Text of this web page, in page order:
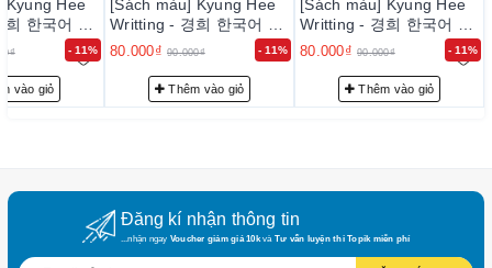
3. Thời gian giao hàng trung bình từ 2~ 7 ngày tùy theo
khu vực, vùng miền.... Ví dụ: đến Hà Nội trung bình 2~4
ngày, HCM 3~ 5 ngày...
4. Chi phí vận chuyển : chi phí về HN nội thành khoảng
- 11%
Kyung Hee
한국어 쓰
vào giỏ
- 11%
[Sách màu] Kyung Hee
Writting - 경희 한국어 쓰
기 6
80.000₫ 90.000₫
Thêm vào giỏ
- 11%
[Sách màu] Kyung Hee
Writting - 경희 한국어 쓰
기 6
80.000₫ 90.000₫
Thêm vào giỏ
Đăng kí nhận thông tin
...nhận ngay Voucher giảm giá 10kvà Tư vấn luyện thi Topik miễn phí